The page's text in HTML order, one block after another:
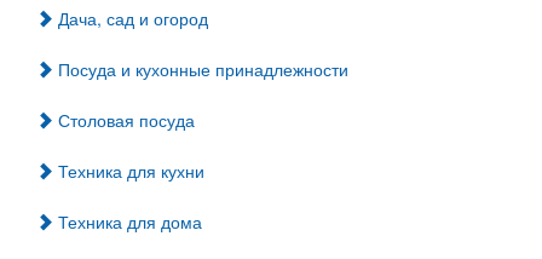
Дача, сад и огород
Посуда и кухонные принадлежности
Столовая посуда
Техника для кухни
Техника для дома